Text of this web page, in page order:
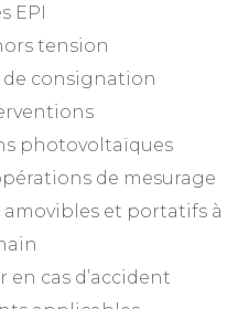
EPI
tension
de consignation
photovoltaïques
de mesurage
et portatifs à
cas d’accident